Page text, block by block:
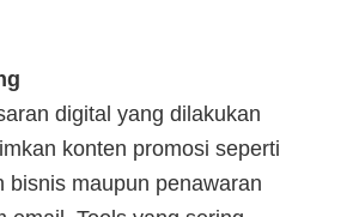
digital yang dilakukan
konten promosi seperti
bisnis maupun penawaran